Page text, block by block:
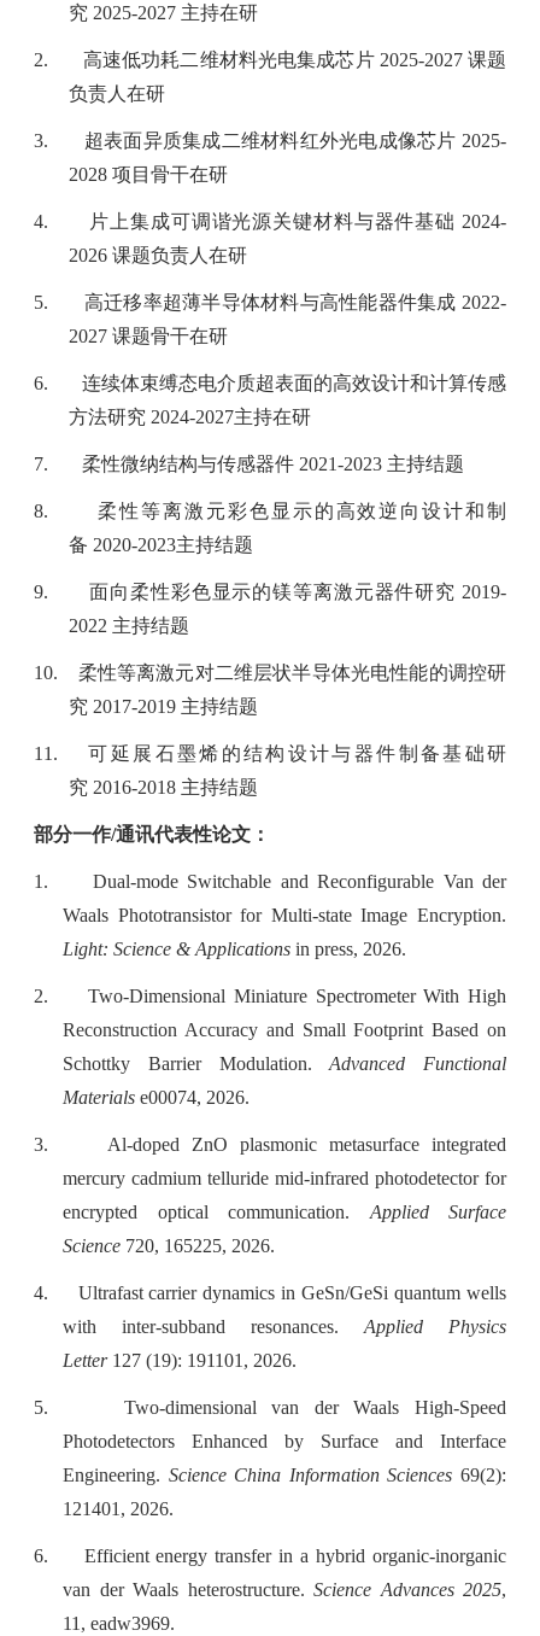
究 2025-2027 主持在研
2. 高速低功耗二维材料光电集成芯片2025-2027 课题
负责人在研
3. 超表面异质集成二维材料红外光电成像芯片 2025-
2028 项目骨干在研
4. 片上集成可调谐光源关键材料与器件基础 2024-
2026 课题负责人在研
5. 高迁移率超薄半导体材料与高性能器件集成 2022-
2027 课题骨干在研
6.
连续体束缚态电介质超表面的高效设计和计算传感
方法研究 2024-2027主持在研
7. 柔性微纳结构与传感器件 2021-2023 主持结题
8.
柔性等离激元彩色显示的高效逆向设计和制
备 2020-2023主持结题
9. 面向柔性彩色显示的镁等离激元器件研究 2019-
2022 主持结题
10.
柔性等离激元对二维层状半导体光电性能的调控研
究 2017-2019 主持结题
11.
可延展石墨烯的结构设计与器件制备基础研
究 2016-2018 主持结题
部分一作/通讯代表性论文：
1.
Dual-mode Switchable and Reconfigurable Van der
Waals Phototransistor for Multi-state Image Encryption.
Light: Science & Applications in press, 2026.
2.
Two-Dimensional Miniature Spectrometer With High
Reconstruction Accuracy and Small Footprint Based on
Schottky Barrier Modulation.Advanced Functional
Materials e00074, 2026.
3.
Al-doped ZnO plasmonic metasurface integrated
mercury cadmium telluride mid-infrared photodetector for
encrypted optical communication. Applied Surface
Science 720, 165225, 2026.
4.
Ultrafast carrier dynamics in GeSn/GeSi quantum wells
with inter-subband resonances. Applied Physics
Letter127 (19): 191101, 2026.
5.
Two-dimensional van der Waals High-Speed
Photodetectors Enhanced by Surface and Interface
Engineering. Science China Information Sciences 69(2):
121401, 2026.
6.
Efficient energy transfer in a hybrid organic-inorganic
van der Waals heterostructure. Science Advances 2025,
11, eadw3969.